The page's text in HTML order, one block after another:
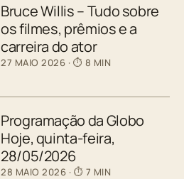
Bruce Willis – Tudo sobre
os filmes, prêmios e a
carreira do ator
27 MAIO 2026 · ⏱ 8 MIN
Programação da Globo
Hoje, quinta-feira,
28/05/2026
28 MAIO 2026 · ⏱ 7 MIN